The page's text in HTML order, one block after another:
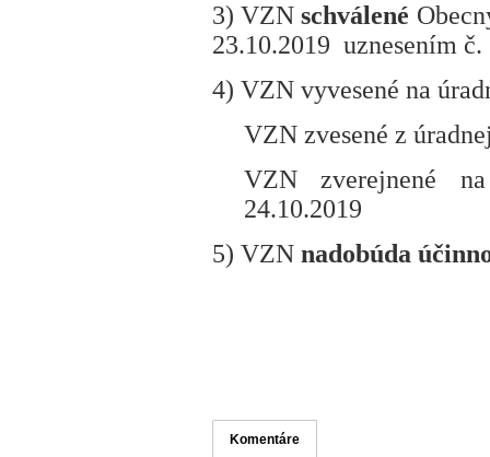
3) VZNschválené
23.10.2019 uznesením č.
4)VZNvyvesené na
VZN zvesené z
VZN zverejnené
24.10.2019
5) VZNnadobúda
Komentáre